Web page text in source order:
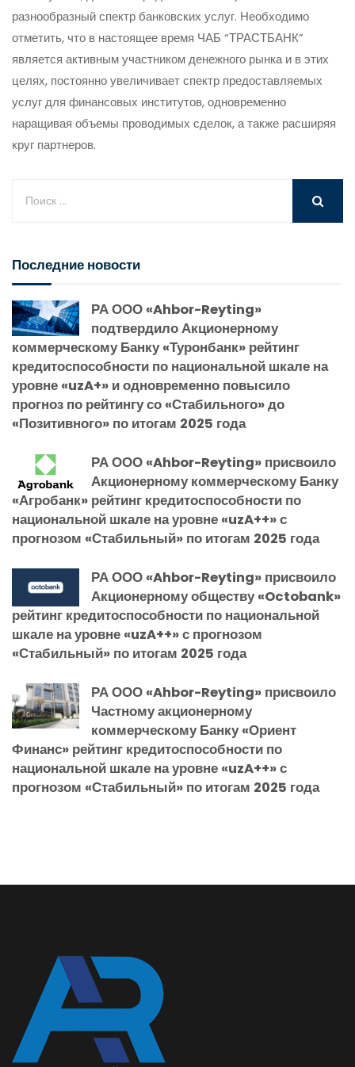
разнообразный спектр банковских услуг. Необходимо
отметить, что в настоящее время ЧАБ “ТРАСТБАНК”
является активным участником денежного рынка и в этих
целях, постоянно увеличивает спектр предоставляемых
услуг для финансовых институтов, одновременно
наращивая объемы проводимых сделок, а также расширяя
круг партнеров.
Последние новости
РА ООО «Ahbor-Reyting»
подтвердило Акционерному
коммерческому Банку «Туронбанк» рейтинг
кредитоспособности по национальной шкале на
уровне «uzA+» и одновременно повысило
прогноз по рейтингу со «Стабильного» до
«Позитивного» по итогам 2025 года
РА ООО «Ahbor-Reyting» присвоило
Акционерному коммерческому Банку
«Агробанк» рейтинг кредитоспособности по
национальной шкале на уровне «uzA++» с
прогнозом «Стабильный» по итогам 2025 года
РА ООО «Ahbor-Reyting» присвоило
Акционерному обществу «Octobank»
рейтинг кредитоспособности по национальной
шкале на уровне «uzA++» с прогнозом
«Стабильный» по итогам 2025 года
РА ООО «Ahbor-Reyting» присвоило
Частному акционерному
коммерческому Банку «Ориент
Финанс» рейтинг кредитоспособности по
национальной шкале на уровне «uzA++» с
прогнозом «Стабильный» по итогам 2025 года